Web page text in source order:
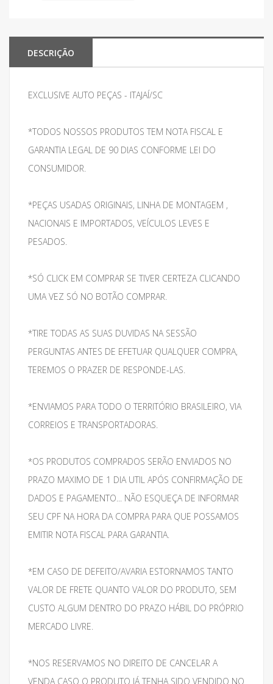
DESCRIÇÃO
EXCLUSIVE AUTO PEÇAS - ITAJAÍ/SC
*TODOS NOSSOS PRODUTOS TEM NOTA FISCAL E
GARANTIA LEGAL DE 90 DIAS CONFORME LEI DO
CONSUMIDOR.
*PEÇAS USADAS ORIGINAIS, LINHA DE MONTAGEM ,
NACIONAIS E IMPORTADOS, VEÍCULOS LEVES E
PESADOS.
*SÓ CLICK EM COMPRAR SE TIVER CERTEZA CLICANDO
UMA VEZ SÓ NO BOTÃO COMPRAR.
*TIRE TODAS AS SUAS DUVIDAS NA SESSÃO
PERGUNTAS ANTES DE EFETUAR QUALQUER COMPRA,
TEREMOS O PRAZER DE RESPONDE-LAS.
*ENVIAMOS PARA TODO O TERRITÓRIO BRASILEIRO, VIA
CORREIOS E TRANSPORTADORAS.
*OS PRODUTOS COMPRADOS SERÃO ENVIADOS NO
PRAZO MAXIMO DE 1 DIA UTIL APÓS CONFIRMAÇÃO DE
DADOS E PAGAMENTO... NÃO ESQUEÇA DE INFORMAR
SEU CPF NA HORA DA COMPRA PARA QUE POSSAMOS
EMITIR NOTA FISCAL PARA GARANTIA.
*EM CASO DE DEFEITO/AVARIA ESTORNAMOS TANTO
VALOR DE FRETE QUANTO VALOR DO PRODUTO, SEM
CUSTO ALGUM DENTRO DO PRAZO HÁBIL DO PRÓPRIO
MERCADO LIVRE.
*NOS RESERVAMOS NO DIREITO DE CANCELAR A
VENDA CASO O PRODUTO JÁ TENHA SIDO VENDIDO NO